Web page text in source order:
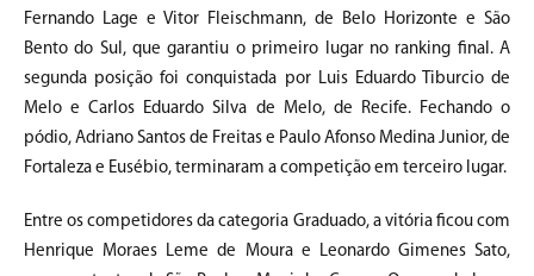
Fernando Lage e Vitor Fleischmann, de Belo Horizonte e São
Bento do Sul, que garantiu o primeiro lugar no ranking final. A
segunda posição foi conquistada por Luis Eduardo Tiburcio de
Melo e Carlos Eduardo Silva de Melo, de Recife. Fechando o
pódio, Adriano Santos de Freitas e Paulo Afonso Medina Junior, de
Fortaleza e Eusébio, terminaram a competição em terceiro lugar.
Entre os competidores da categoria Graduado, a vitória ficou com
Henrique Moraes Leme de Moura e Leonardo Gimenes Sato,